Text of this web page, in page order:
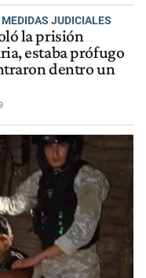
JUDICIALES
la prisión
estaba prófugo
dentro un